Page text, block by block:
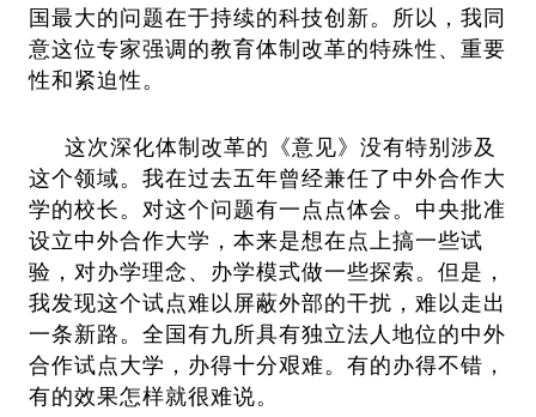
国最大的问题在于持续的科技创新。所以，我同
意这位专家强调的教育体制改革的特殊性、重要
性和紧迫性。
这次深化体制改革的《意见》没有特别涉及
这个领域。我在过去五年曾经兼任了中外合作大
学的校长。对这个问题有一点点体会。中央批准
设立中外合作大学，本来是想在点上搞一些试
验，对办学理念、办学模式做一些探索。但是，
我发现这个试点难以屏蔽外部的干扰，难以走出
一条新路。全国有九所具有独立法人地位的中外
合作试点大学，办得十分艰难。有的办得不错，
有的效果怎样就很难说。